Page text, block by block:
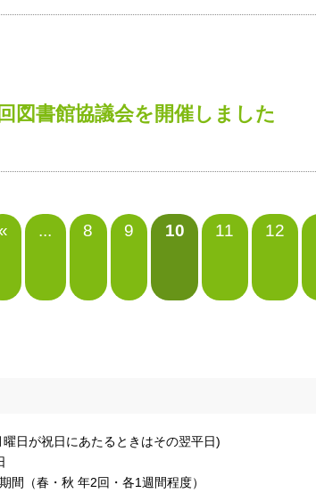
図書館協議会を開催しました
... 8 9 10 11 12
日が祝日にあたるときはその翌平日)
間（春・秋 年2回・各1週間程度）